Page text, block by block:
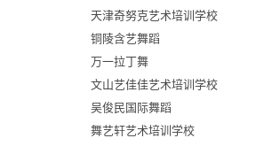
天津奇努克艺术培训学校
铜陵含艺舞蹈
万一拉丁舞
文山艺佳佳艺术培训学校
吴俊民国际舞蹈
舞艺轩艺术培训学校